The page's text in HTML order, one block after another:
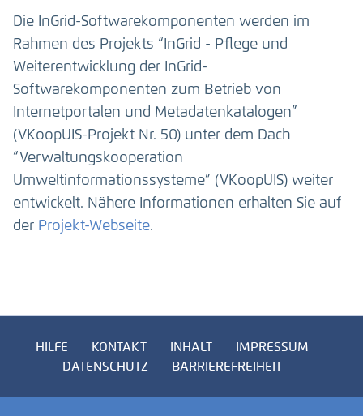
Die InGrid-Softwarekomponenten werden im
Rahmen des Projekts “InGrid - Pflege und
Weiterentwicklung der InGrid-
Softwarekomponenten zum Betrieb von
Internetportalen und Metadatenkatalogen”
(VKoopUIS-Projekt Nr. 50) unter dem Dach
“Verwaltungskooperation
Umweltinformationssysteme” (VKoopUIS) weiter
entwickelt. Nähere Informationen erhalten Sie auf
der Projekt-Webseite.
HILFE KONTAKT INHALT
IMPRESSUM
DATENSCHUTZ
BARRIEREFREIHEIT